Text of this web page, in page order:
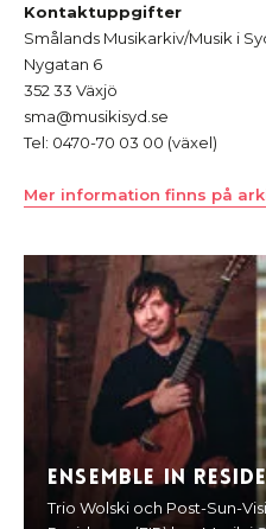
Kontaktuppgifter
Smålands Musikarkiv/Musik i
Nygatan 6
352 33 Växjö
sma@musikisyd.se
Tel: 0470-70 03 00 (växel)
Mer information finns på
Ensemble in
Trio Wolski och Post-Sun-